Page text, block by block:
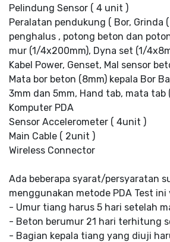
Pelindung Sensor ( 4 unit )
Peralatan pendukung ( Bor, Grinda
penghalus , potong beton dan
mur (1/4x200mm), Dyna set (1/
Kabel Power, Genset, Mal sensor
Mata bor beton (8mm) kepala Bor
3mm dan 5mm, Hand tab, mata tab
Komputer PDA
Sensor Accelerometer ( 4unit )
Main Cable ( 2unit )
Wireless Connector
Ada beberapa syarat/persyaratan
menggunakan metode PDA Test ini
- Umur tiang harus 5 hari setelah
- Beton berumur 21 hari terhitung
- Bagian kepala tiang yang diuji